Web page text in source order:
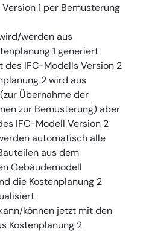
1 per Bemusterung
werden aus
1 generiert
des IFC-Modells Version 2
2 wird aus
Übernahme der
zur Bemusterung) aber
IFC-Modell Version 2
automatisch alle
aus dem
Gebäudemodell
die Kostenplanung 2
können jetzt mit den
Kostenplanung 2